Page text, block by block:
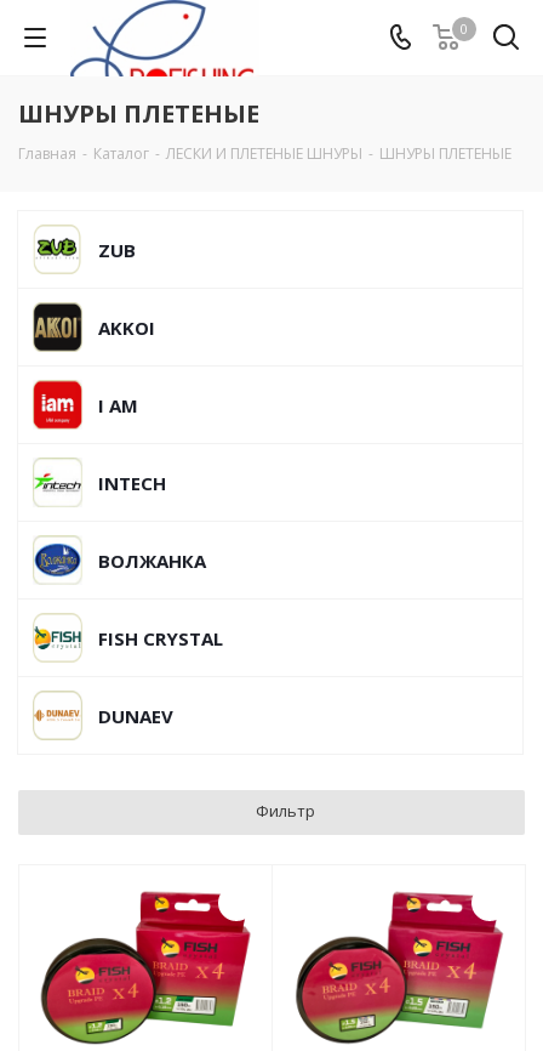
0
ШНУРЫ ПЛЕТЕНЫЕ
Главная - Каталог - ЛЕСКИ И ПЛЕТЕНЫЕ ШНУРЫ - ШНУРЫ ПЛЕТЕНЫЕ
ZUB
AKKOI
I AM
INTECH
ВОЛЖАНКА
FISH CRYSTAL
DUNAEV
Фильтр